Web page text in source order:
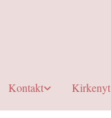
Kontakt Kirkenyt